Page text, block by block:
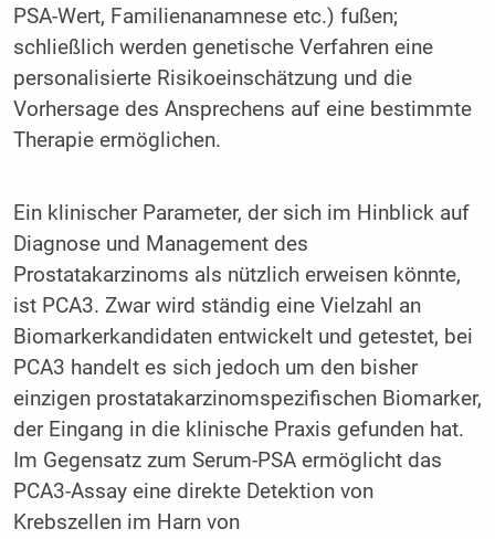
PSA-Wert, Familienanamnese etc.) fußen;
schließlich werden genetische Verfahren eine
personalisierte Risikoeinschätzung und die
Vorhersage des Ansprechens auf eine bestimmte
Therapie ermöglichen.
Ein klinischer Parameter, der sich im Hinblick auf
Diagnose und Management des
Prostatakarzinoms als nützlich erweisen könnte,
ist PCA3. Zwar wird ständig eine Vielzahl an
Biomarkerkandidaten entwickelt und getestet, bei
PCA3 handelt es sich jedoch um den bisher
einzigen prostatakarzinomspezifischen Biomarker,
der Eingang in die klinische Praxis gefunden hat.
Im Gegensatz zum Serum-PSA ermöglicht das
PCA3-Assay eine direkte Detektion von
Krebszellen im Harn von